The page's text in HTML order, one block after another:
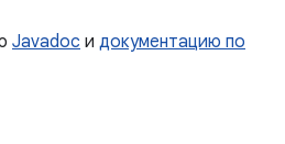
Javadoc и документацию по